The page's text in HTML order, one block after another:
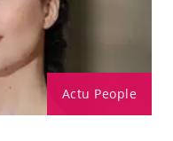
Actu People